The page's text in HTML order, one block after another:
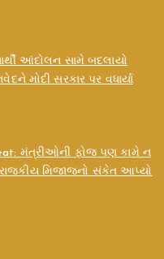
આંદોલન સામે બદલાયો
મોદી સરકાર પર વધાર્યા
મંત્રીઓની ફોજ પણ કામે ન
મિજાજનો સંકેત આપ્યો